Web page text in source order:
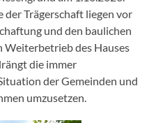
der Trägerschaft liegen vor
und den baulichen
Weiterbetrieb des Hauses
die immer
der Gemeinden und
umzusetzen.